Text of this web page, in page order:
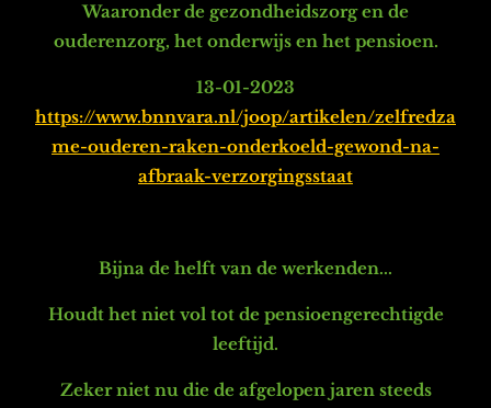
Waaronder de gezondheidszorg en de
ouderenzorg, het onderwijs en het pensioen.
13-01-2023
https://www.bnnvara.nl/joop/artikelen/zelfredza
me-ouderen-raken-onderkoeld-gewond-na-
afbraak-verzorgingsstaat
Bijna de helft van de werkenden...
Houdt het niet vol tot de pensioengerechtigde
leeftijd.
Zeker niet nu die de afgelopen jaren steeds